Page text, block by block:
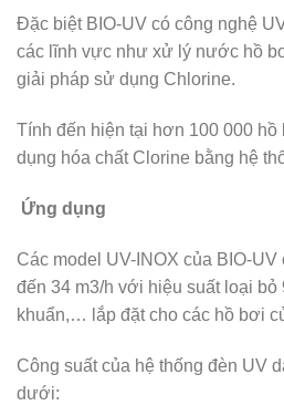
Đặc biệt BIO-UV có công nghệ
các lĩnh vực như xử lý nước hồ
giải pháp sử dụng Chlorine.
Tính đến hiện tại hơn 100 000
dụng hóa chất Clorine bằng hệ
Ứng dụng
Các model UV-INOX của BIO-
đến 34 m3/h với hiệu suất loại bỏ
khuẩn,… lắp đặt cho các hồ bơi
Công suất của hệ thống đèn UV
dưới: